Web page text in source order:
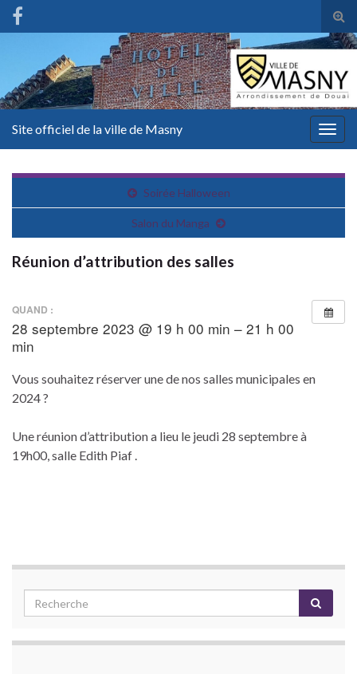
Site officiel de la ville de Masny
Soirée Halloween
Salon du Manga
Réunion d’attribution des salles
QUAND :
28 septembre 2023 @ 19 h 00 min – 21 h 00
min
Vous souhaitez réserver une de nos salles municipales en
2024 ?
Une réunion d’attribution a lieu le jeudi 28 septembre à
19h00, salle Edith Piaf .